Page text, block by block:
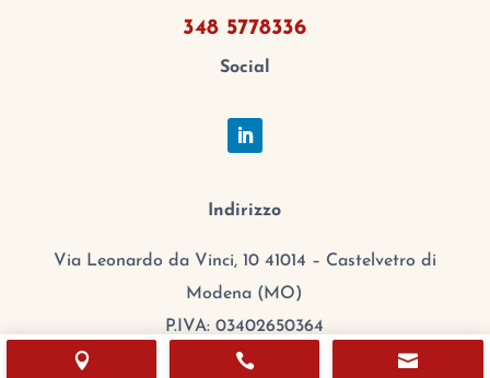
348 5778336
Social
Indirizzo
Via Leonardo da Vinci, 10 41014 – Castelvetro di
Modena (MO)
P.IVA: 03402650364
CCIAA/REA: MO 384608
  